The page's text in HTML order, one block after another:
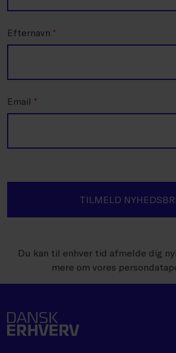
Efternavn *
Email *
TILMELD
Du kan til enhver tid afmelde dig
mere om vores